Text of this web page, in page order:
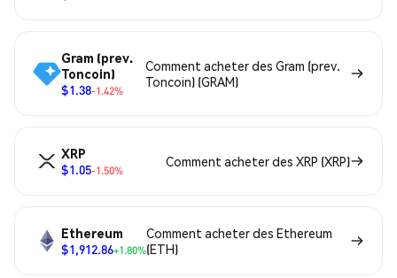
Gram (prev.
Toncoin)
$1.38-1.42%
Comment acheter des Gram (prev.
Toncoin) (GRAM)
XRP
$1.05-1.50%
Comment acheter des XRP (XRP)
Ethereum
$1,912.86+1.80%
Comment acheter des Ethereum
(ETH)